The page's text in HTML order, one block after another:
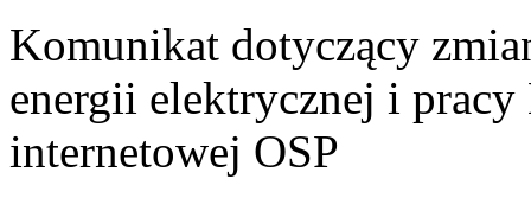
Komunikat dotyczący
energii elektrycznej i
internetowej OSP